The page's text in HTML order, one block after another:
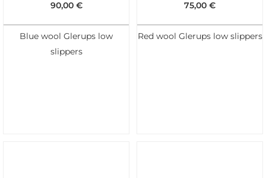
90,00 €
Blue wool Glerups low
slippers
75,00 €
Red wool Glerups low slippers